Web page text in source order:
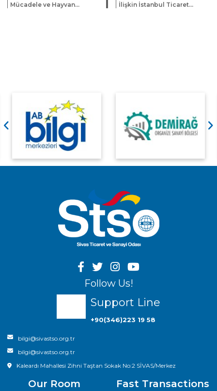
Mücadele ve Hayvan
İlişkin İstanbul Ticaret
Follow Us!
Support Line
+90(346)223 19 58
bilgi@sivastso.org.tr
bilgi@sivastso.org.tr
Kaleardı Mahallesi Zihni Taştan Sokak No:2 SİVAS/Merkez
Our Room Fast Transactions